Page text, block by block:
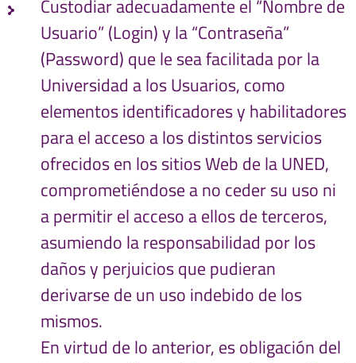
Custodiar adecuadamente el “Nombre de
Usuario” (Login) y la “Contraseña”
(Password) que le sea facilitada por la
Universidad a los Usuarios, como
elementos identificadores y habilitadores
para el acceso a los distintos servicios
ofrecidos en los sitios Web de la UNED,
comprometiéndose a no ceder su uso ni
a permitir el acceso a ellos de terceros,
asumiendo la responsabilidad por los
daños y perjuicios que pudieran
derivarse de un uso indebido de los
mismos.
En virtud de lo anterior, es obligación del